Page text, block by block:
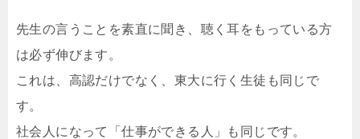
先生の言うことを素直に聞き、聴く耳をもっている方
は必ず伸びます。
これは、高認だけでなく、東大に行く生徒も同じで
す。
社会人になって「仕事ができる人」も同じです。